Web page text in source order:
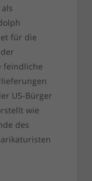
für die
feindliche
US-Bürger
wie
des